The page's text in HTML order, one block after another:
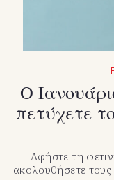
Ο
πετύχετε
Αφήστε τη
ακολουθήσετε